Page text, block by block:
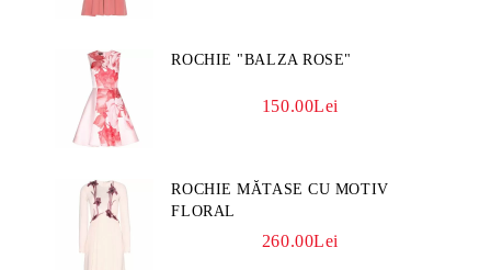
ROCHIE "BALZA ROSE"
150.00Lei
ROCHIE MĂTASE CU MOTIV
FLORAL
260.00Lei